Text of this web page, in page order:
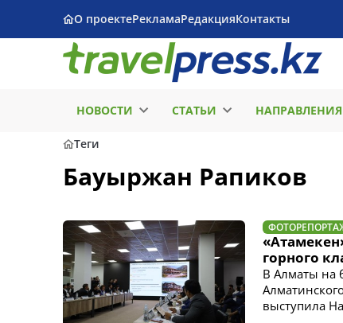
О проектеРекламаРедакцияКонтакты
НОВОСТИ СТАТЬИ НАПРАВЛЕНИЯ
Теги
Бауыржан Рапиков
горного
В Алматы на
выступила